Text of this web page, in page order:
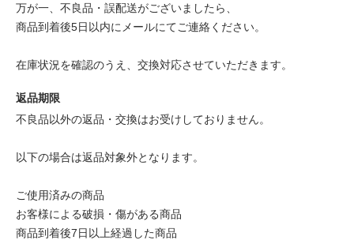
万が一、不良品・誤配送がございましたら、
商品到着後5日以内にメールにてご連絡ください。
在庫状況を確認のうえ、交換対応させていただきます。
返品期限
不良品以外の返品・交換はお受けしておりません。
以下の場合は返品対象外となります。
ご使用済みの商品
お客様による破損・傷がある商品
商品到着後7日以上経過した商品